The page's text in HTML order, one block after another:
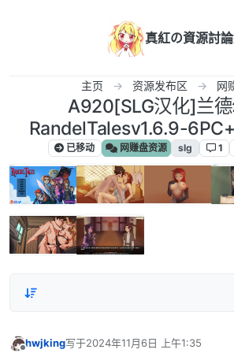
真紅の資源討
主页 资源发布区 网
A920[SLG汉化]兰
RandelTalesv1.6.9-
已移动 网赚盘资源 slg 1
hwjking写于2024年11月6日 上午1:35
最后由 编辑